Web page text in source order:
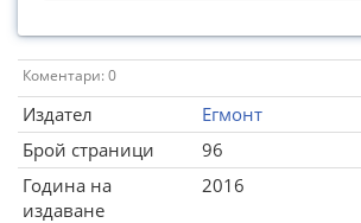
Коментари: 0
Издател
Егмонт
Брой страници
96
Година на
издаване
2016